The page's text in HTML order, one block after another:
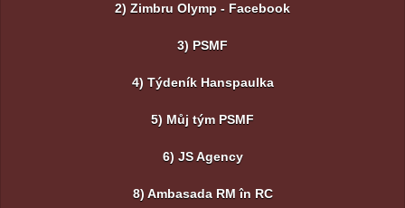
2) Zimbru Olymp - Facebook
3) PSMF
4) Týdeník Hanspaulka
5) Můj tým PSMF
6) JS Agency
8) Ambasada RM în RC